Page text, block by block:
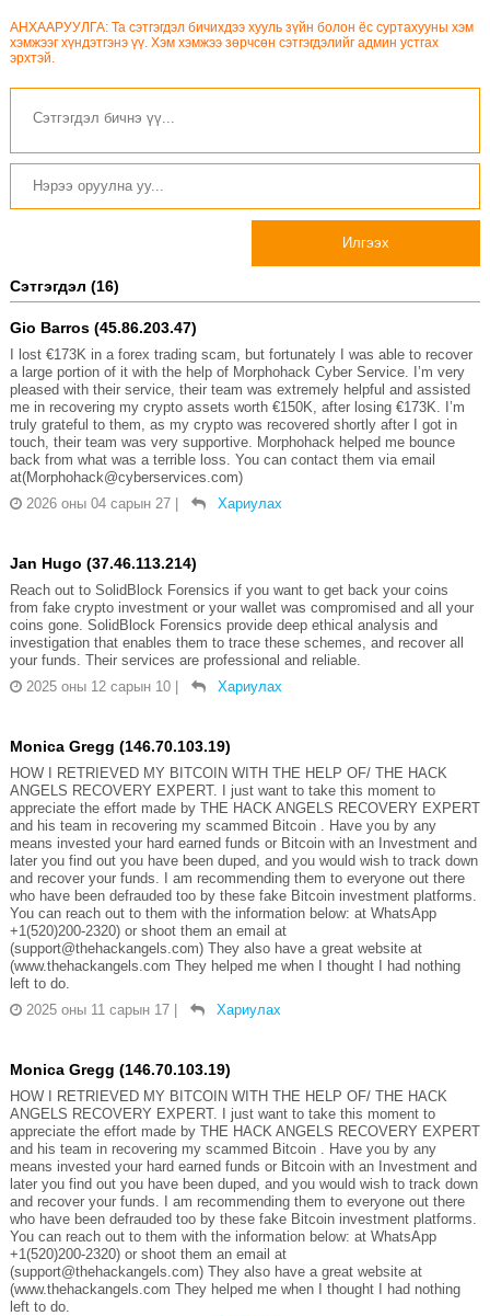
АНХААРУУЛГА: Та сэтгэгдэл бичихдээ хууль зүйн болон ёс суртахууны хэм
хэмжээг хүндэтгэнэ үү. Хэм хэмжээ зөрчсөн сэтгэгдэлийг админ устгах
эрхтэй.
Илгээх
Сэтгэгдэл (16)
Gio Barros (45.86.203.47)
I lost €173K in a forex trading scam, but fortunately I was able to recover
a large portion of it with the help of Morphohack Cyber Service. I’m very
pleased with their service, their team was extremely helpful and assisted
me in recovering my crypto assets worth €150K, after losing €173K. I’m
truly grateful to them, as my crypto was recovered shortly after I got in
touch, their team was very supportive. Morphohack helped me bounce
back from what was a terrible loss. You can contact them via email
at(Morphohack@cyberservices.com)
2026 оны 04 сарын 27
Хариулах
Jan Hugo (37.46.113.214)
Reach out to SolidBlock Forensics if you want to get back your coins
from fake crypto investment or your wallet was compromised and all your
coins gone. SolidBlock Forensics provide deep ethical analysis and
investigation that enables them to trace these schemes, and recover all
your funds. Their services are professional and reliable.
2025 оны 12 сарын 10
Хариулах
Monica Gregg (146.70.103.19)
HOW I RETRIEVED MY BITCOIN WITH THE HELP OF/ THE HACK
ANGELS RECOVERY EXPERT. I just want to take this moment to
appreciate the effort made by THE HACK ANGELS RECOVERY EXPERT
and his team in recovering my scammed Bitcoin . Have you by any
means invested your hard earned funds or Bitcoin with an Investment and
later you find out you have been duped, and you would wish to track down
and recover your funds. I am recommending them to everyone out there
who have been defrauded too by these fake Bitcoin investment platforms.
You can reach out to them with the information below: at WhatsApp
+1(520)200-2320) or shoot them an email at
(support@thehackangels.com) They also have a great website at
(www.thehackangels.com They helped me when I thought I had nothing
left to do.
2025 оны 11 сарын 17
Хариулах
Monica Gregg (146.70.103.19)
HOW I RETRIEVED MY BITCOIN WITH THE HELP OF/ THE HACK
ANGELS RECOVERY EXPERT. I just want to take this moment to
appreciate the effort made by THE HACK ANGELS RECOVERY EXPERT
and his team in recovering my scammed Bitcoin . Have you by any
means invested your hard earned funds or Bitcoin with an Investment and
later you find out you have been duped, and you would wish to track down
and recover your funds. I am recommending them to everyone out there
who have been defrauded too by these fake Bitcoin investment platforms.
You can reach out to them with the information below: at WhatsApp
+1(520)200-2320) or shoot them an email at
(support@thehackangels.com) They also have a great website at
(www.thehackangels.com They helped me when I thought I had nothing
left to do.